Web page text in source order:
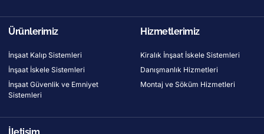
Ürünlerimiz
İnşaat Kalıp Sistemleri
İnşaat İskele Sistemleri
İnşaat Güvenlik ve Emniyet
Sistemleri
Hizmetlerimiz
Kiralık İnşaat İskele Sistemleri
Danışmanlık Hizmetleri
Montaj ve Söküm Hizmetleri